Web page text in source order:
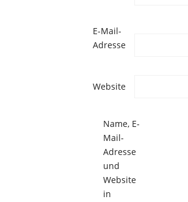
E-Mail-
Adresse
Website
Name, E-
Mail-
Adresse
und
Website
in